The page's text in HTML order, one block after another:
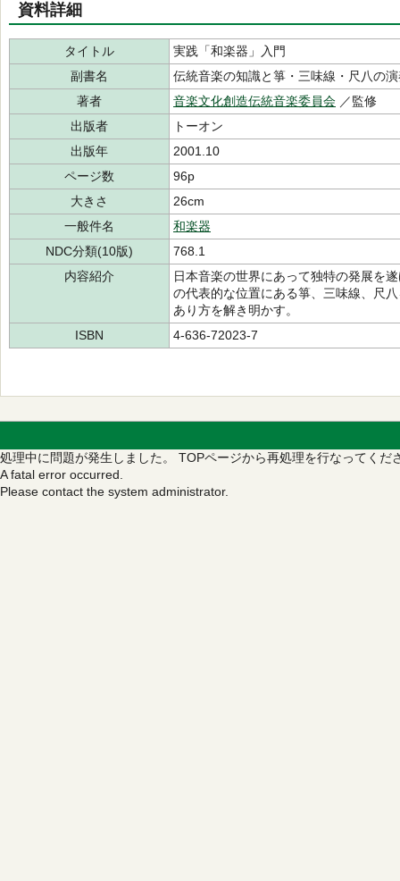
資料詳細
タイトル
実践「和楽器」入門
副書名
伝統音楽の知識と箏・三味線・尺八の
著者
音楽文化創造伝統音楽委員会 ／監修
出版者
トーオン
出版年
2001.10
ページ数
96p
大きさ
26cm
一般件名
和楽器
NDC分類(10版)
768.1
内容紹介
日本音楽の世界にあって独特の発展を
の代表的な位置にある箏、三味線、尺
あり方を解き明かす。
ISBN
4-636-72023-7
処理中に問題が発生しました。 TOPページから再処理を行なってくだ
A fatal error occurred.
Please contact the system administrator.